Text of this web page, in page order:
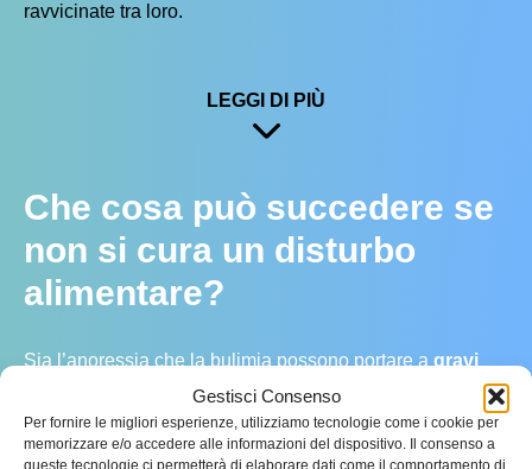
Gestisci Consenso
Per fornire le migliori esperienze, utilizziamo tecnologie come i cookie per
memorizzare e/o accedere alle informazioni del dispositivo. Il consenso a
queste tecnologie ci permetterà di elaborare dati come il comportamento di
ravvicinate tra loro.
LEGGI DI PIÙ
Che cosa può succedere se
non si cura un disturbo
alimentare?
Sia l’anoressia che la bulimia possono portare a gravi
Potresti
andare incontro a squilibri ormonali e metabolici. Oppure
avere alterazioni del sangue come l’anemia, o disturbi al
sistema cardiocircolatorio, osseo, immunitario e nervoso,